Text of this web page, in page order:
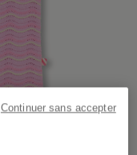
Continuer sans accepter